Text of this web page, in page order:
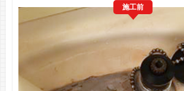
施工前